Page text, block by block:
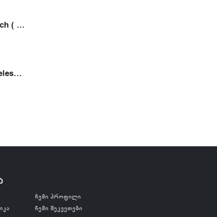
Ambition Epoch ( 2 ელემენტით)
Ambition Wireless Tattoo Printer- თერმული პრინტერი
ჩემი პროფილი
ჩემი შეკვეთები